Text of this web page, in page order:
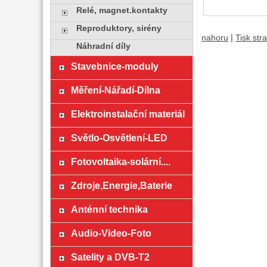
nahoru Tisk
Relé, magnet.kontakty
Reproduktory, sirény
Náhradní díly
Stavebnice-moduly
Měření-Nářadí-Dílna
Elektroinstalační materiál
Světlo-Osvětlení-LED
Fotovoltaika-solární....
Zdroje,Energie,Baterie
Anténní technika
Audio-Video-Foto
Satelity a DVB-T2